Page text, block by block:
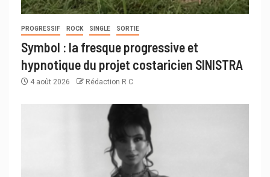
PROGRESSIF ROCK SINGLE SORTIE
Symbol : la fresque progressive et
hypnotique du projet costaricien SINISTRA
4 août 2026 Rédaction R C